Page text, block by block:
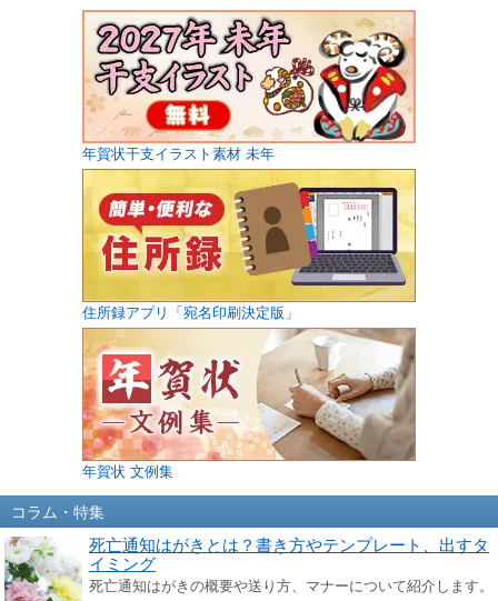
年賀状干支イラスト素材 未年
住所録アプリ「宛名印刷決定版」
年賀状 文例集
コラム・特集
死亡通知はがきとは？書き方やテンプレート、出すタ
イミング
死亡通知はがきの概要や送り方、マナーについて紹介します。